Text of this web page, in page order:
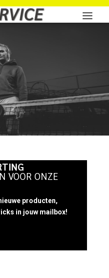
VOOR ONZE
producten,
in jouw mailbox!